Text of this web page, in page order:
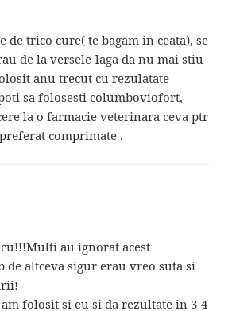
de trico cure( te bagam in ceata), se
de la versele-laga da nu mai stiu
anu trecut cu rezulatate
sa folosesti columboviofort,
la o farmacie veterinara ceva ptr
comprimate .
au ignorat acest
de altceva sigur erau vreo suta si
folosit si eu si da rezultate in 3-4